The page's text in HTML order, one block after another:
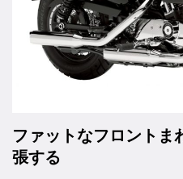
ファットなフロントま
張する